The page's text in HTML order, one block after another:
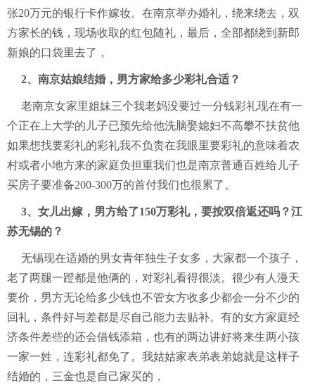
张20万元的银行卡作嫁妆。在南京举办婚礼，绕来绕去，双
方家长的钱，现场收取的红包随礼，最后，全部都绕到新郎
新娘的口袋里去了，
2、南京姑娘结婚，男方家给多少彩礼合适？
老南京女家里姐妹三个我老妈没要过一分钱彩礼现在有一
个正在上大学的儿子已预先给他洗脑娶媳妇不高攀不扶贫他
如果想找要彩礼的彩礼我不负责在我眼里要彩礼的意味着农
村或者小地方来的家庭负担重我们也是南京普通百姓给儿子
买房子要准备200-300万的首付我们也很累了。
3、女儿出嫁，男方给了150万彩礼，要按双倍返还吗？江
苏无锡的？
无锡现在适婚的男女青年独生子女多，大家都一个孩子，
老了两腿一蹬都是他俩的，对彩礼看得很淡。很少有人漫天
要价，男方无论给多少钱也不管女方收多少都会一分不少的
回礼，条件好与差都是尽自己能力去贴补。有的女方家庭经
济条件差些的还会借钱添箱，也有的两边讲好将来生两小孩
一家一姓，连彩礼都免了。我姑姑家表弟表弟媳就是这样子
结婚的，三金也是自己家买的，